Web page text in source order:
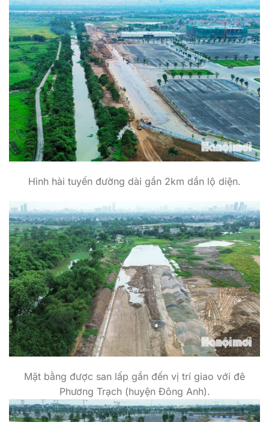
Hình hài tuyến đường dài gần 2km dần lộ diện.
Mặt bằng được san lấp gần đến vị trí giao với đê
Phương Trạch (huyện Đông Anh).